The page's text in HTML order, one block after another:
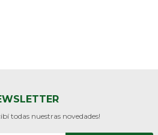
todas nuestras novedades!